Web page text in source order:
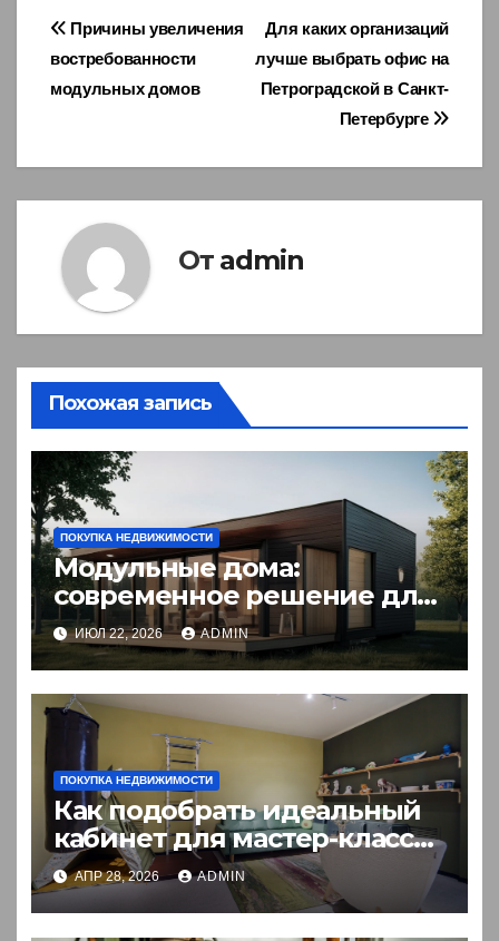
Навигация
по
Для каких организаций
лучше выбрать офис на
Петроградской в Санкт-
Петербурге
Причины увеличения
востребованности
модульных домов
От admin
Похожая запись
ПОКУПКА НЕДВИЖИМОСТИ
Модульные дома:
современное решение для
комфортного житья
ИЮЛ 22, 2026 ADMIN
ПОКУПКА НЕДВИЖИМОСТИ
Как подобрать идеальный
кабинет для мастер-класса:
пошаговый гид
АПР 28, 2026 ADMIN